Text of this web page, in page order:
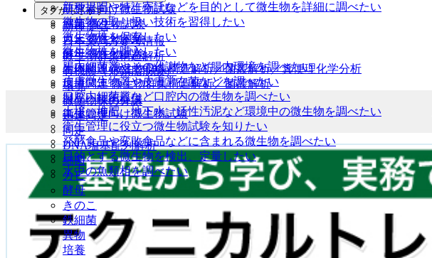
新種提唱や特許寄託などを目的として微生物を詳細に調べたい
微生物の取り扱い技術を習得したい
微生物株を保存したい
微生物株を購入したい
腸内細菌叢やその代謝物など腸内環境を調べたい
皮膚微生物叢や皮膚常在菌などを調べたい
口腔内細菌叢など口腔内の微生物を調べたい
土壌、堆肥、地下水、活性汚泥など環境中の微生物を調べたい
衛生管理に役立つ微生物試験を知りたい
発酵食品や変敗食品などに含まれる微生物を調べたい
目的とする微生物を検出、定量したい
水中の魚類相を調べたい
研究者向け微生物試験
細菌 微生物試験
カビ 微生物試験
酵母 微生物試験
生体関連 微生物群集構造解析／菌叢解析／糞便理化学分析
環境関連 微生物群集構造解析／菌叢解析
製品・技術提供
衛生管理向け微生物試験
タグからさがす
新種提唱
日本薬局方参考情報
微生物群集構造解析
有機酸（短鎖脂肪酸）
環境
微生物株の分譲
迅速同定
同定
DNA塩基配列解析
細菌
カビ
酵母
きのこ
鉄細菌
異物
培養